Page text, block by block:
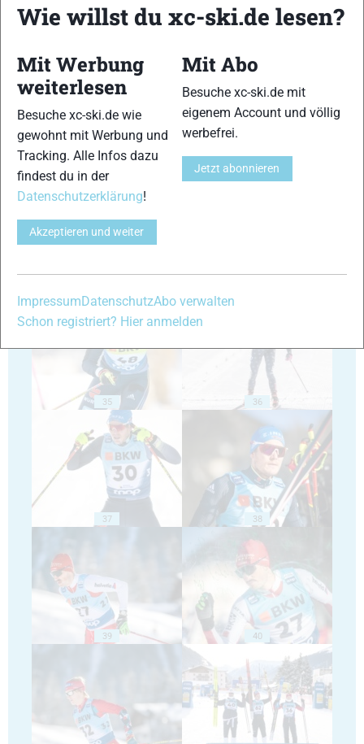
32
35 36
37 38
39 40
Wie willst du xc-ski.de lesen?
Mit Werbung
weiterlesen
Besuche xc-ski.de wie
gewohnt mit Werbung und
Tracking. Alle Infos dazu
findest du in der
Datenschutzerklärung!
Akzeptieren und weiter
Mit Abo
Besuche xc-ski.de mit
eigenem Account und völlig
werbefrei.
Jetzt abonnieren
ImpressumDatenschutzAbo verwalten
Schon registriert? Hier anmelden